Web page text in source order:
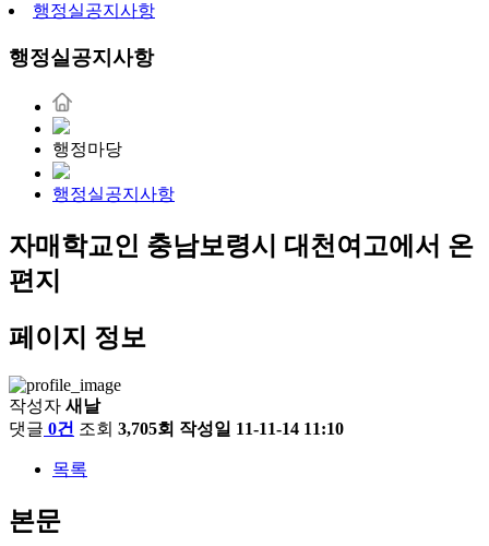
행정실공지사항
행정실공지사항
행정마당
행정실공지사항
자매학교인 충남보령시 대천여고에서 온
편지
페이지 정보
작성자 새날
댓글 0건 조회 3,705회 작성일 11-11-14 11:10
목록
본문